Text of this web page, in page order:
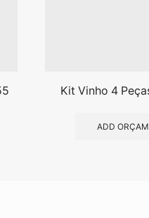
Kit Vinho 4
ADD